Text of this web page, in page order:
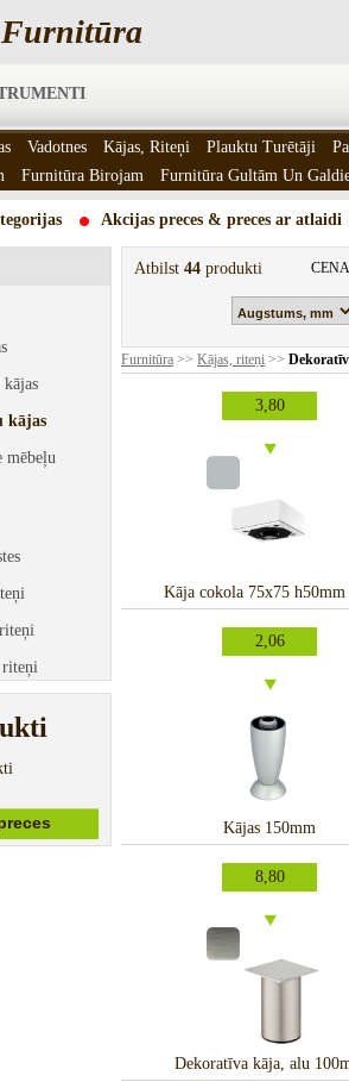
Akcijas preces & preces ar atlaidi
kājas
kājas
mēbeļu
riteņi
Atbilst 44 produkti
Furnitūra >> Kājas, riteņi >>
3,80
Kāja cokola 75x75
2,06
Kājas 150mm
8,80
Dekoratīva kāja, alu
Vadotnes Kājas, Riteņi Plauktu Turētāji
Furnitūra Birojam Furnitūra Gultām Un